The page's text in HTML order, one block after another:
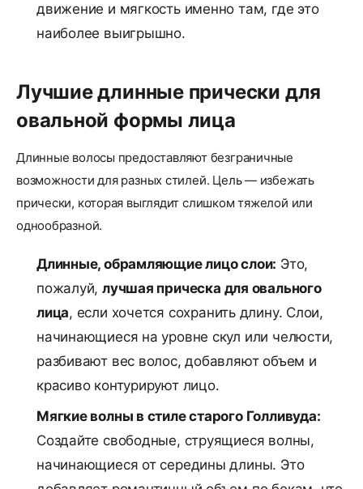
движение и мягкость именно там, где это
наиболее выигрышно.
Лучшие длинные прически для
овальной формы лица
Длинные волосы предоставляют безграничные
возможности для разных стилей. Цель — избежать
прически, которая выглядит слишком тяжелой или
однообразной.
Длинные, обрамляющие лицо слои: Это,
пожалуй,лучшая прическа для овального
лица, если хочется сохранить длину. Слои,
начинающиеся на уровне скул или челюсти,
разбивают вес волос, добавляют объем и
красиво контурируют лицо.
Мягкие волны в стиле старого Голливуда:
Создайте свободные, струящиеся волны,
начинающиеся от середины длины. Это